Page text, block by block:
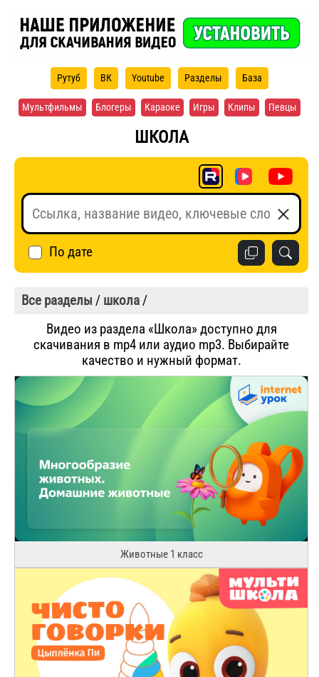
Рутуб ВК Youtube Разделы База
Мультфильмы Блогеры Караоке Игры Клипы Певцы
ШКОЛА
По дате
Все разделы / школа/
Видео из раздела «Школа» доступно для
скачивания в mp4 или аудио mp3. Выбирайте
качество и нужный формат.
Животные 1 класс